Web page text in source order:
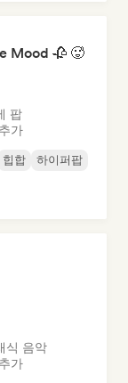
Mood 🥀 🥵
팝
가
힙합
하이퍼팝
식 음악
가